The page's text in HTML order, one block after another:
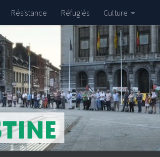
Résistance Réfugiés Culture